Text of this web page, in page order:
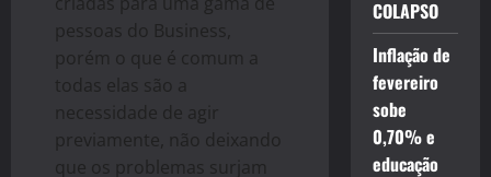
pessoas do Business,
porém o que é comum a
todas elas são a
necessidade de agir
previamente, não deixando
que os problemas surjam
COLAPSO
Inflação de
fevereiro
sobe
0,70% e
educação